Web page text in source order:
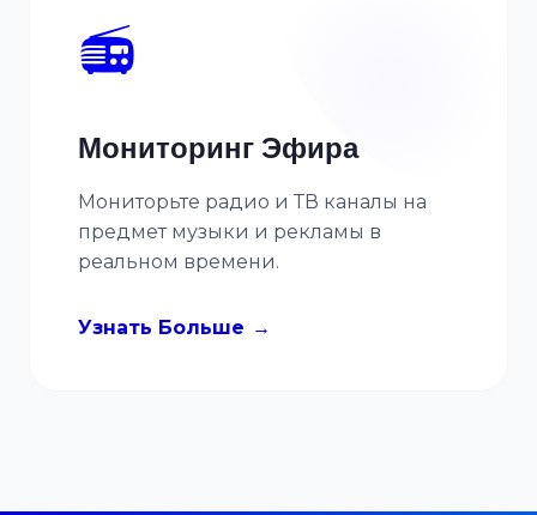
📻
Мониторинг Эфира
Мониторьте радио и ТВ каналы на
предмет музыки и рекламы в
реальном времени.
Узнать Больше